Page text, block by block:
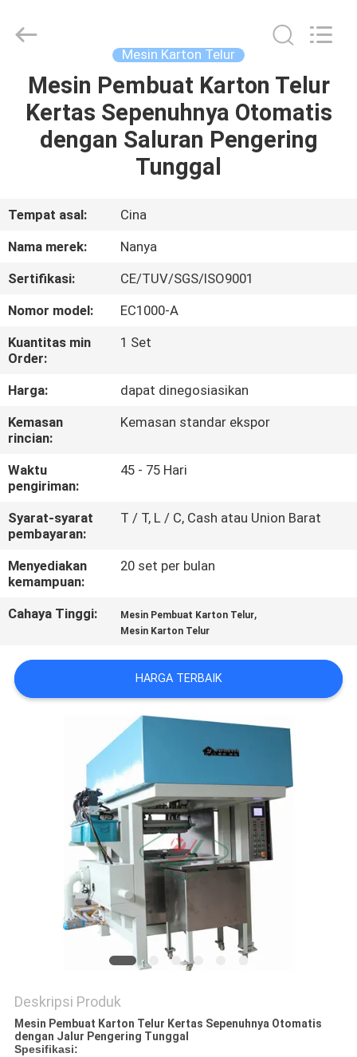
RUMAH
PRODUK
TAMPILAN
TENTANG
KAMI
TUR
PABRIK
KONTROL
KUALITAS
HUBUNGI
KAMI
BERITA
SITEMAP
Equipment
Reserved.
Mesin Karton Telur
Mesin Pembuat Karton Telur
Kertas Sepenuhnya Otomatis
dengan Saluran Pengering
Tunggal
Tempat asal:
Cina
Nama merek:
Nanya
Sertifikasi:
CE/TUV/SGS/ISO9001
Nomor model:
EC1000-A
Kuantitas min
Order:
1 Set
Harga:
dapat dinegosiasikan
Kemasan
rincian:
Kemasan standar ekspor
Waktu
pengiriman:
45 - 75 Hari
Syarat-syarat
pembayaran:
T / T, L / C, Cash atau Union Barat
Menyediakan
kemampuan:
20 set per bulan
Cahaya Tinggi: Mesin Pembuat Karton Telur,
Mesin Karton Telur
HARGA TERBAIK
Deskripsi Produk
Mesin Pembuat Karton Telur Kertas Sepenuhnya Otomatis
dengan Jalur Pengering Tunggal
Spesifikasi: